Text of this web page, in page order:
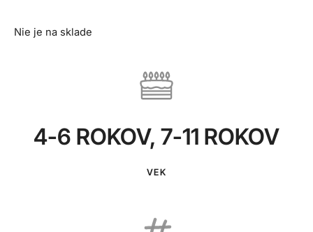
Nie je na sklade
4-6 ROKOV, 7-11 ROKOV
VEK